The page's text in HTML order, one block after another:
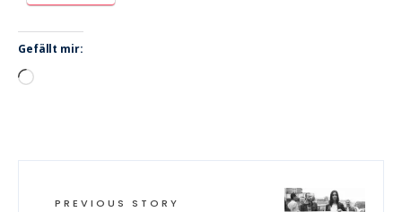
Gefällt mir:
Wird
PREVIOUS STORY